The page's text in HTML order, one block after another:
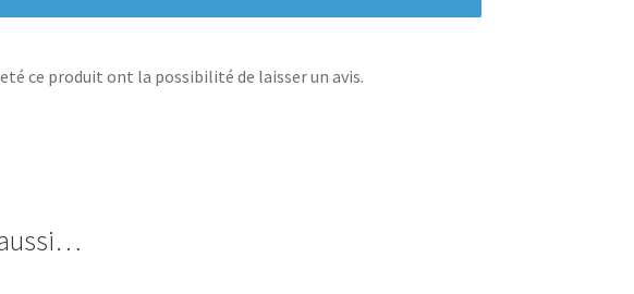
ce produit ont la possibilité de laisser un avis.